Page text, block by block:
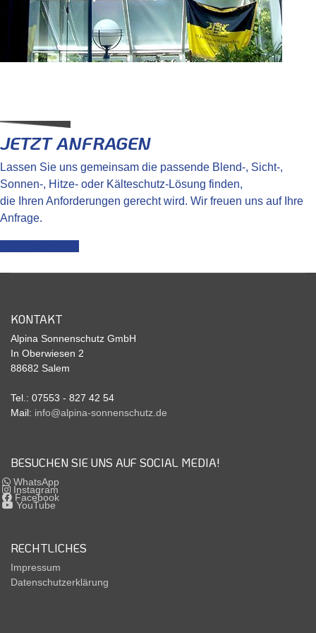
JETZT ANFRAGEN
Lassen Sie uns gemeinsam die passende Blend-, Sicht-,
Sonnen-, Hitze- oder Kälteschutz-Lösung finden,
die Ihren Anforderungen gerecht wird. Wir freuen uns auf Ihre
Anfrage.
KONTAKT
Alpina Sonnenschutz GmbH
In Oberwiesen 2
88682 Salem
Tel.: 07553 - 827 42 54
Mail: info@alpina-sonnenschutz.de
BESUCHEN SIE UNS AUF SOCIAL MEDIA!
WhatsApp
Instagram
Facebook
YouTube
RECHTLICHES
Impressum
Datenschutzerklärung